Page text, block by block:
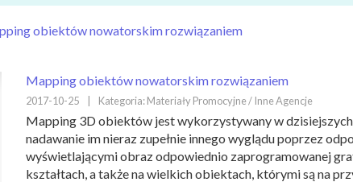
obiektów nowatorskim rozwiązaniem
Mapping obiektów nowatorskim rozwiązaniem
2017-10-25 | Kategoria: Materiały Promocyjne / Inne Agencje
Mapping 3D obiektów jest wykorzystywany w
nadawanie im nieraz zupełnie innego wyglądu poprzez
wyświetlającymi obraz odpowiednio zaprogramowanej
kształtach, a także na wielkich obiektach, którymi są na